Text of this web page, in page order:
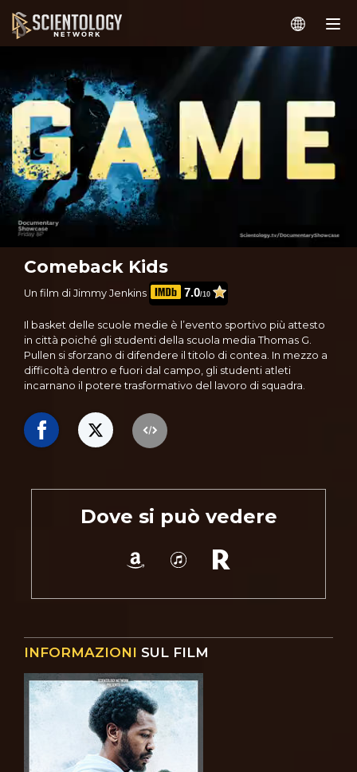
Comeback Kids
Un film di Jimmy Jenkins 7.0/10
Il basket delle scuole medie è l’evento sportivo più attesto
in città poiché gli studenti della scuola media Thomas G.
Pullen si sforzano di difendere il titolo di contea. In mezzo a
difficoltà dentro e fuori dal campo, gli studenti atleti
incarnano il potere trasformativo del lavoro di squadra.
Dove si può vedere
INFORMAZIONI SUL FILM